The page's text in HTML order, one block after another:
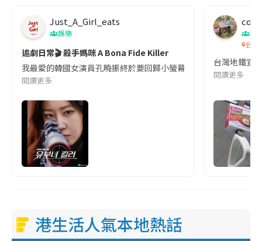
Just_A_Girl_eats
娛樂
追劇日常🎬 殺手媽咪 A Bona Fide Killer
我最愛的韓國女演員孔曉振終於要回歸小螢幕啦!這次的劇本改編
閱讀更多
co
吹
台灣
台灣地鐵宣
閱讀更多
港生活人氣本地熱話